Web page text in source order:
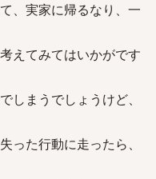
、実家に帰るなり、一
えてみてはいかがです
しまうでしょうけど、
った行動に走ったら、